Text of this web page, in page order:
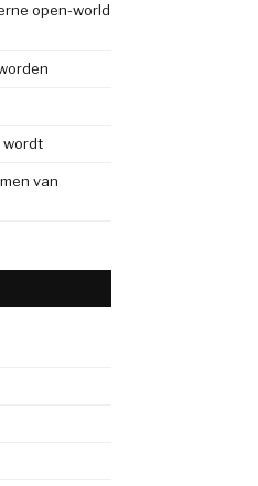
open-world
wordt
van